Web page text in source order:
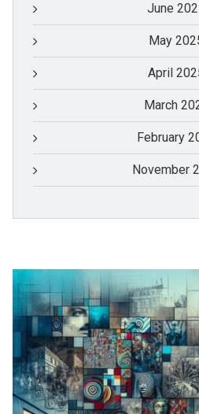
June
May
April
March
February
November